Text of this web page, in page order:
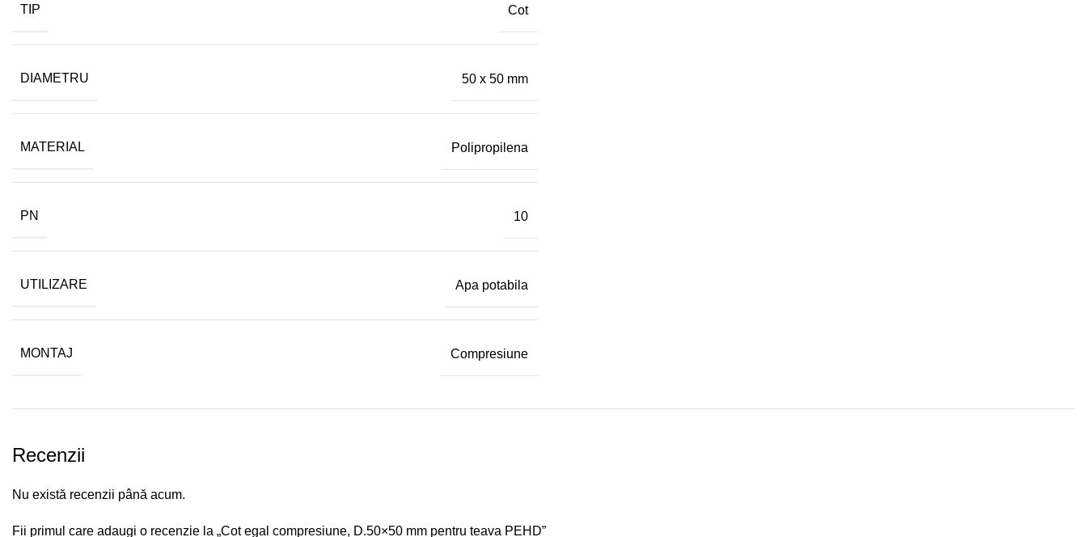
TIP Cot
DIAMETRU 50 x 50 mm
MATERIAL Polipropilena
PN 10
UTILIZARE Apa potabila
MONTAJ Compresiune
Recenzii
Nu există recenzii până acum.
Fii primul care adaugi o recenzie la „Cot egal compresiune, D.50×50 mm pentru teava PEHD”